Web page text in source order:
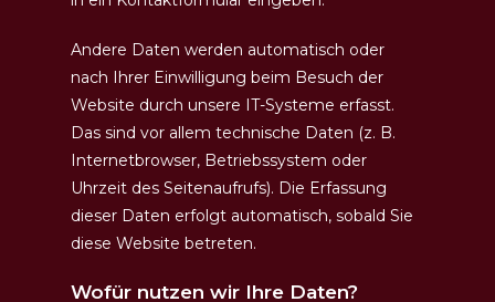
Andere Daten werden automatisch oder
nach Ihrer Einwilligung beim Besuch der
Website durch unsere IT-Systeme erfasst.
Das sind vor allem technische Daten (z. B.
Internetbrowser, Betriebssystem oder
Uhrzeit des Seitenaufrufs). Die Erfassung
dieser Daten erfolgt automatisch, sobald Sie
diese Website betreten.
Wofür nutzen wir Ihre Daten?